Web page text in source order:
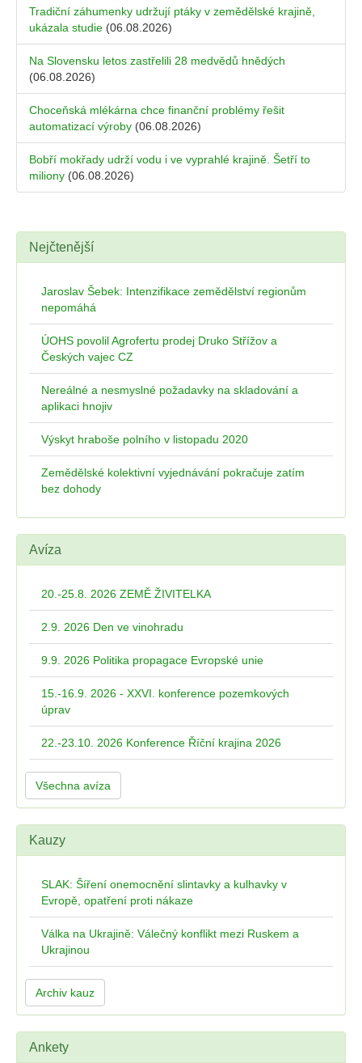
Tradiční záhumenky udržují ptáky v zemědělské krajině,
ukázala studie (06.08.2026)
Na Slovensku letos zastřelili 28 medvědů hnědých
(06.08.2026)
Choceňská mlékárna chce finanční problémy řešit
automatizací výroby (06.08.2026)
Bobří mokřady udrží vodu i ve vyprahlé krajině. Šetří to
miliony (06.08.2026)
Nejčtenější
Jaroslav Šebek: Intenzifikace zemědělství regionům
nepomáhá
ÚOHS povolil Agrofertu prodej Druko Střížov a
Českých vajec CZ
Nereálné a nesmyslné požadavky na skladování a
aplikaci hnojiv
Výskyt hraboše polního v listopadu 2020
Zemědělské kolektivní vyjednávání pokračuje zatím
bez dohody
Avíza
20.-25.8. 2026 ZEMĚ ŽIVITELKA
2.9. 2026 Den ve vinohradu
9.9. 2026 Politika propagace Evropské unie
15.-16.9. 2026 - XXVI. konference pozemkových
úprav
22.-23.10. 2026 Konference Říční krajina 2026
Všechna avíza
Kauzy
SLAK: Šíření onemocnění slintavky a kulhavky v
Evropě, opatření proti nákaze
Válka na Ukrajině: Válečný konflikt mezi Ruskem a
Ukrajinou
Archiv kauz
Ankety